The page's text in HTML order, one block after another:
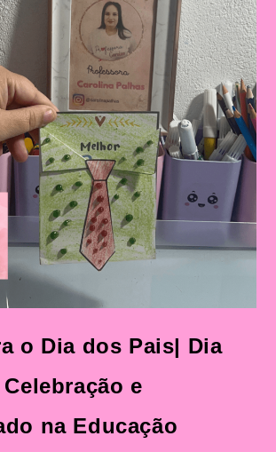
o Dia dos Pais| Dia
e
na Educação